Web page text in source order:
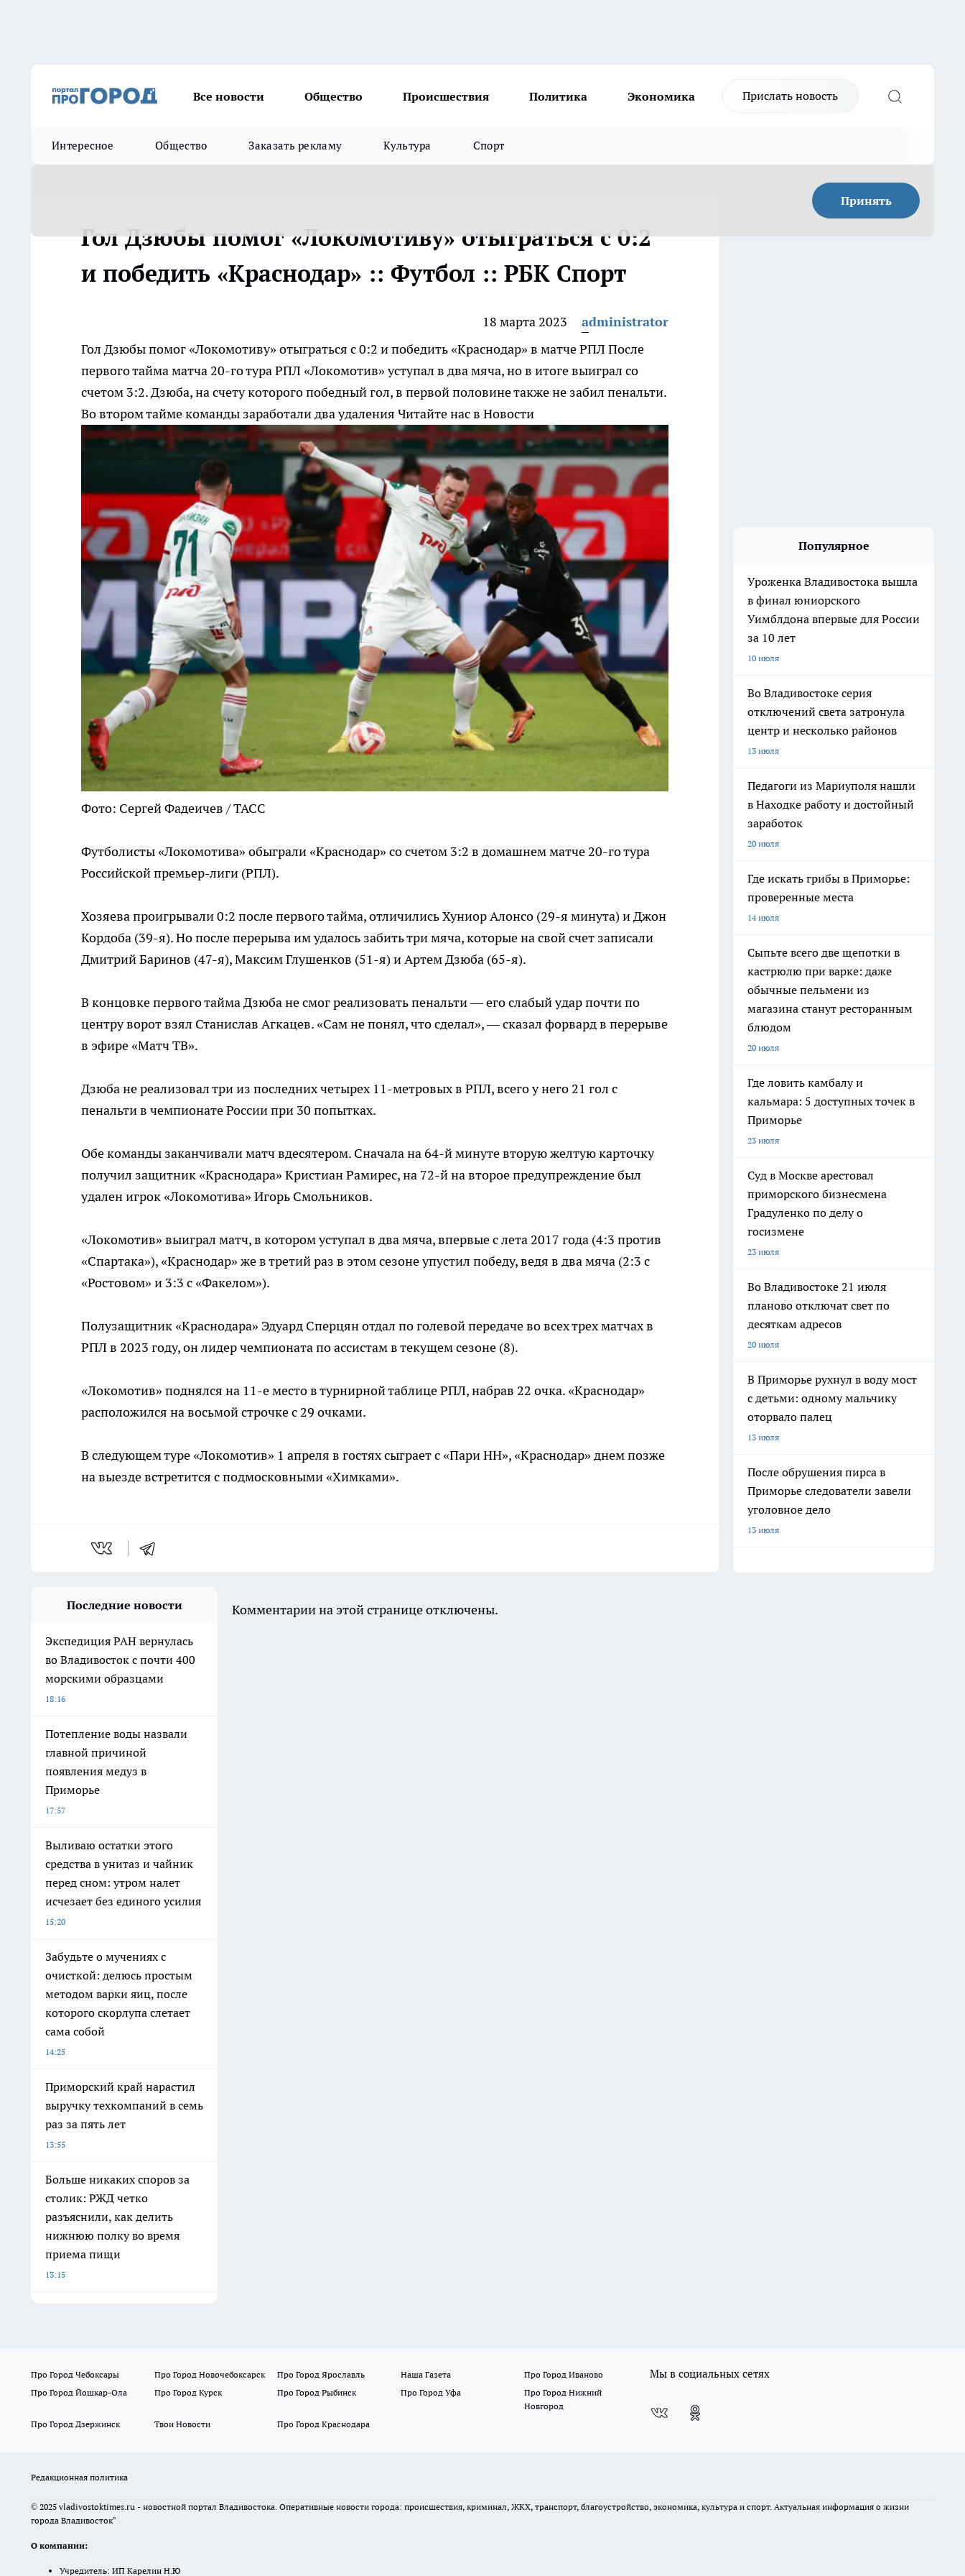
Все новости Общество Происшествия Политика Экономика Прислать новость
Интересное Общество Заказать рекламу Культура Спорт
Принять
Гол Дзюбы помог «Локомотиву» отыграться с 0:2
и победить «Краснодар» :: Футбол :: РБК Спорт
18 марта 2023
administrator
Гол Дзюбы помог «Локомотиву» отыграться с 0:2 и победить «Краснодар» в матче РПЛПосле
первого тайма матча 20-го тура РПЛ «Локомотив» уступал в два мяча, но в итоге выиграл со
счетом 3:2. Дзюба, на счету которого победный гол, в первой половине также не забил пенальти.
Во втором тайме команды заработали два удаления Читайте нас в Новости
Фото: Сергей Фадеичев / ТАСС
Футболисты «Локомотива» обыграли «Краснодар» со счетом 3:2 в домашнем матче 20-го тура
Российской премьер-лиги (РПЛ).
Хозяева проигрывали 0:2 после первого тайма, отличились Хуниор Алонсо (29-я минута) и Джон
Кордоба (39-я). Но после перерыва им удалось забить три мяча, которые на свой счет записали
Дмитрий Баринов (47-я), Максим Глушенков (51-я) и Артем Дзюба (65-я).
В концовке первого тайма Дзюба не смог реализовать пенальти — его слабый удар почти по
центру ворот взял Станислав Агкацев. «Сам не понял, что сделал», — сказал форвард в перерыве
в эфире «Матч ТВ».
Дзюба не реализовал три из последних четырех 11-метровых в РПЛ, всего у него 21 гол с
пенальти в чемпионате России при 30 попытках.
Обе команды заканчивали матч вдесятером. Сначала на 64-й минуте вторую желтую карточку
получил защитник «Краснодара» Кристиан Рамирес, на 72-й на второе предупреждение был
удален игрок «Локомотива» Игорь Смольников.
«Локомотив» выиграл матч, в котором уступал в два мяча, впервые с лета 2017 года (4:3 против
«Спартака»), «Краснодар» же в третий раз в этом сезоне упустил победу, ведя в два мяча (2:3 с
«Ростовом» и 3:3 с «Факелом»).
Полузащитник «Краснодара» Эдуард Сперцян отдал по голевой передаче во всех трех матчах в
РПЛ в 2023 году, он лидер чемпионата по ассистам в текущем сезоне (8).
«Локомотив» поднялся на 11-е место в турнирной таблице РПЛ, набрав 22 очка. «Краснодар»
расположился на восьмой строчке с 29 очками.
В следующем туре «Локомотив» 1 апреля в гостях сыграет с «Пари НН», «Краснодар» днем позже
на выезде встретится с подмосковными «Химками».
Популярное
Уроженка Владивостока вышла
в финал юниорского
Уимблдона впервые для России
за 10 лет
10 июля
Во Владивостоке серия
отключений света затронула
центр и несколько районов
13 июля
Педагоги из Мариуполя нашли
в Находке работу и достойный
заработок
20 июля
Где искать грибы в Приморье:
проверенные места
14 июля
Сыпьте всего две щепотки в
кастрюлю при варке: даже
обычные пельмени из
магазина станут ресторанным
блюдом
20 июля
Где ловить камбалу и
кальмара: 5 доступных точек в
Приморье
23 июля
Суд в Москве арестовал
приморского бизнесмена
Градуленко по делу о
госизмене
23 июля
Во Владивостоке 21 июля
планово отключат свет по
десяткам адресов
20 июля
В Приморье рухнул в воду мост
с детьми: одному мальчику
оторвало палец
13 июля
После обрушения пирса в
Приморье следователи завели
уголовное дело
13 июля
Последние новости
Экспедиция РАН вернулась
во Владивосток с почти 400
морскими образцами
18:16
Потепление воды назвали
главной причиной
появления медуз в
Приморье
17:57
Выливаю остатки этого
средства в унитаз и чайник
перед сном: утром налет
исчезает без единого усилия
15:20
Забудьте о мучениях с
очисткой: делюсь простым
методом варки яиц, после
которого скорлупа слетает
сама собой
14:25
Приморский край нарастил
выручку техкомпаний в семь
раз за пять лет
13:55
Больше никаких споров за
столик: РЖД четко
разъяснили, как делить
нижнюю полку во время
приема пищи
13:15
Комментарии на этой странице отключены.
Про Город Чебоксары Про Город Новочебоксарск Про Город Ярославль Наша Газета
Про Город Иваново
Про Город Йошкар-Ола
Про Город Курск Про Город Рыбинск Про Город Уфа
Про Город Нижний
Новгород
Про Город Дзержинск
Твои Новости Про Город Краснодара
Мы в социальных сетях
Редакционная политика
© 2025 vladivostoktimes.ru - новостной портал Владивостока. Оперативные новости города: происшествия, криминал, ЖКХ, транспорт, благоустройство, экономика, культура и спорт. Актуальная информация о жизни
города Владивосток"
О компании:
Учредитель: ИП Карелин Н.Ю